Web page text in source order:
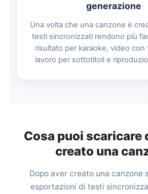
generazione
Una volta che una canzone è
testi sincronizzati rendono più
risultato per karaoke, video con
lavoro per sottotitoli e
Cosa puoi scaricare
creato una
Dopo aver creato una canzone
esportazioni di testi